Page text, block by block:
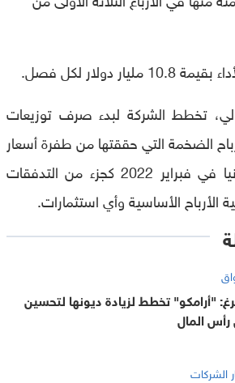
دولار لكل فصل.
تخطط الشركة لبدء صرف توزيعات
الضخمة التي حققتها من طفرة أسعار
النفط بعد أزمة أوكرانيا في فبراير 2022 كجزء من التدفقات
الأرباح الأساسية وأي استثمارات.
"أرامكو" تخطط لزيادة ديونها لتحسين
المال
الشركات